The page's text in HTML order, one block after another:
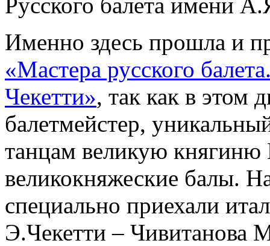
Именно здесь прошла и
«Мастера русского
Чекетти», так как в этом
балетмейстер,
танцам великую
великокняжеские балы.
специально приехали
Э.Чекетти – Чивитанова